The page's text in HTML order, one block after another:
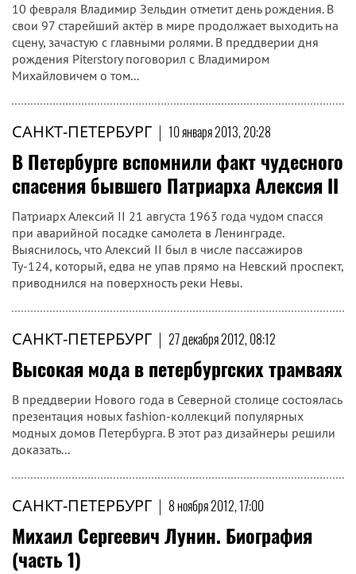
10 февраля Владимир Зельдин отметит день рождения. В
свои 97 старейший актёр в мире продолжает выходить на
сцену, зачастую с главными ролями. В преддверии дня
рождения Piterstory поговорил с Владимиром
Михайловичем о том...
САНКТ-ПЕТЕРБУРГ | 10 января 2013, 20:28
В Петербурге вспомнили факт чудесного
спасения бывшего Патриарха Алексия II
Патриарх Алексий II 21 августа 1963 года чудом спасся
при аварийной посадке самолета в Ленинграде.
Выяснилось, что Алексий II был в числе пассажиров
Ту-124, который, едва не упав прямо на Невский проспект,
приводнился на поверхность реки Невы.
САНКТ-ПЕТЕРБУРГ | 27 декабря 2012, 08:12
Высокая мода в петербургских трамваях
В преддверии Нового года в Северной столице состоялась
презентация новых fashion-коллекций популярных
модных домов Петербурга. В этот раз дизайнеры решили
доказать...
САНКТ-ПЕТЕРБУРГ | 8 ноября 2012, 17:00
Михаил Сергеевич Лунин. Биография
(часть 1)